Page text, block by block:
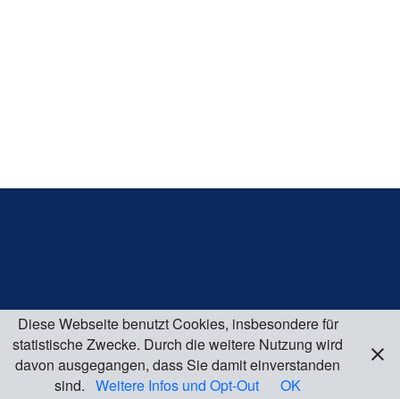
Diese Webseite benutzt Cookies, insbesondere für
statistische Zwecke. Durch die weitere Nutzung wird
davon ausgegangen, dass Sie damit einverstanden
sind. Weitere Infos und Opt-Out OK